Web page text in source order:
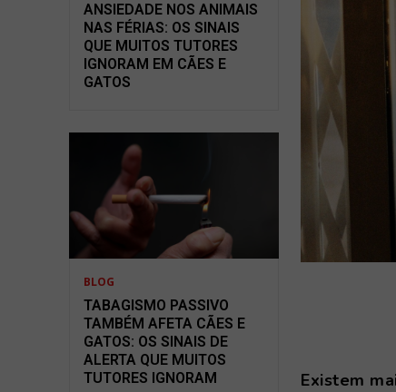
ANSIEDADE NOS ANIMAIS
NAS FÉRIAS: OS SINAIS
QUE MUITOS TUTORES
IGNORAM EM CÃES E
GATOS
BLOG
TABAGISMO PASSIVO
TAMBÉM AFETA CÃES E
GATOS: OS SINAIS DE
ALERTA QUE MUITOS
TUTORES IGNORAM
Existem